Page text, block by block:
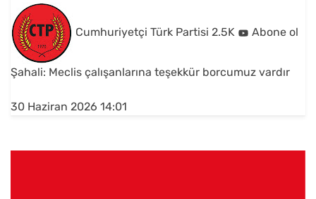
Cumhuriyetçi Türk Partisi 2.5K Abone ol
Şahali: Meclis çalışanlarına teşekkür borcumuz vardır
30 Haziran 2026 14:01